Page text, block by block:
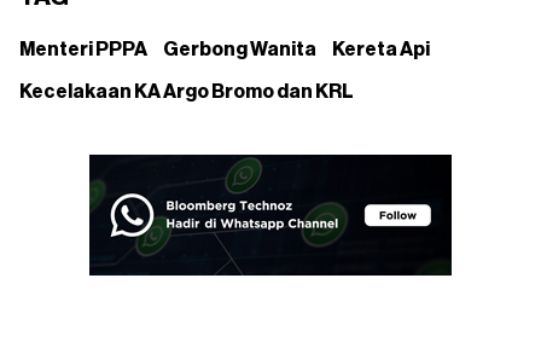
Menteri PPPA Gerbong Wanita Kereta Api
Kecelakaan KA Argo Bromo dan KRL